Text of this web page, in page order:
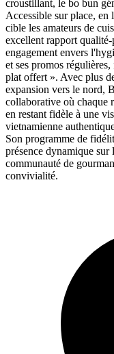
croustillant, le bo bun
Accessible sur place,
cible les amateurs de
excellent rapport
engagement envers
et ses promos
plat offert ». Avec plus
expansion vers le nord,
collaborative où chaque
en restant fidèle à une
vietnamienne
Son programme de
présence dynamique sur
communauté de
convivialité.